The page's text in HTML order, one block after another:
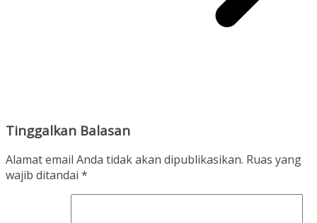
Tinggalkan Balasan
Alamat email Anda tidak akan dipublikasikan. Ruas yang
wajib ditandai *